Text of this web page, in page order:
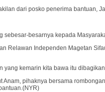
dari posko penerima bantuan,
sebesar-besarnya kepada
Relawan Independen Magetan
yang kemarin kita bawa itu
Anam, pihaknya bersama